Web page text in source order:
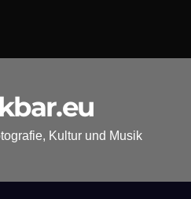
Kultur und Musik